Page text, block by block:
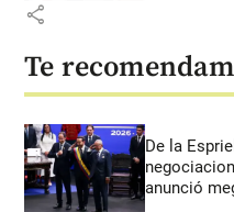
share
Te
De la
anunció